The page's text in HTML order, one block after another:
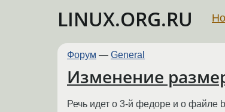
LINUX.ORG.RU
Форум — General
Изменение
Речь идет о 3-й федоре и о файле